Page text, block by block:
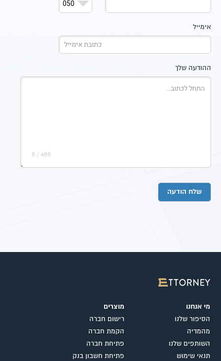
אימייל
ההודעה שלך
480
/ 0
מי אנחנו
הסיפור שלנו
מהמדיה
השותפים שלנו
תנאי שימוש
מוצרים
רישום חברה
הקמת חברה
פתיחת חברה
פתיחת חשבון בנק